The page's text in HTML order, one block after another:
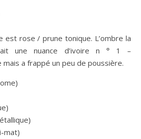
est rose / prune tonique. L’ombre la
une nuance d’ivoire n ° 1 –
a frappé un peu de poussière.
mat)